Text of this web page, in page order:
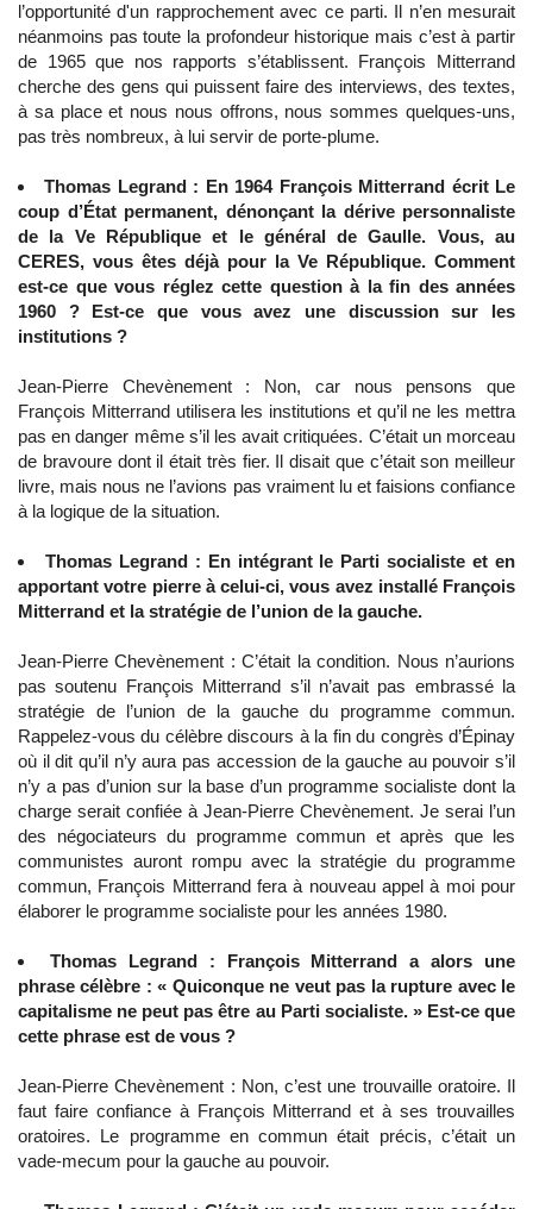
l’opportunité d'un rapprochement avec ce parti. Il n’en mesurait
néanmoins pas toute la profondeur historique mais c’est à partir
de 1965 que nos rapports s’établissent. François Mitterrand
cherche des gens qui puissent faire des interviews, des textes,
à sa place et nous nous offrons, nous sommes quelques-uns,
pas très nombreux, à lui servir de porte-plume.
Thomas Legrand : En 1964 François Mitterrand écrit Le
coup d’État permanent, dénonçant la dérive personnaliste
de la Ve République et le général de Gaulle. Vous, au
CERES, vous êtes déjà pour la Ve République. Comment
est-ce que vous réglez cette question à la fin des années
1960 ? Est-ce que vous avez une discussion sur les
institutions ?
Jean-Pierre Chevènement : Non, car nous pensons que
François Mitterrand utilisera les institutions et qu’il ne les mettra
pas en danger même s’il les avait critiquées. C’était un morceau
de bravoure dont il était très fier. Il disait que c’était son meilleur
livre, mais nous ne l’avions pas vraiment lu et faisions confiance
à la logique de la situation.
Thomas Legrand : En intégrant le Parti socialiste et en
apportant votre pierre à celui-ci, vous avez installé François
Mitterrand et la stratégie de l’union de la gauche.
Jean-Pierre Chevènement : C’était la condition. Nous n’aurions
pas soutenu François Mitterrand s’il n’avait pas embrassé la
stratégie de l’union de la gauche du programme commun.
Rappelez-vous du célèbre discours à la fin du congrès d’Épinay
où il dit qu’il n’y aura pas accession de la gauche au pouvoir s’il
n’y a pas d’union sur la base d’un programme socialiste dont la
charge serait confiée à Jean-Pierre Chevènement. Je serai l’un
des négociateurs du programme commun et après que les
communistes auront rompu avec la stratégie du programme
commun, François Mitterrand fera à nouveau appel à moi pour
élaborer le programme socialiste pour les années 1980.
Thomas Legrand : François Mitterrand a alors une
phrase célèbre : « Quiconque ne veut pas la rupture avec le
capitalisme ne peut pas être au Parti socialiste. » Est-ce que
cette phrase est de vous ?
Jean-Pierre Chevènement : Non, c’est une trouvaille oratoire. Il
faut faire confiance à François Mitterrand et à ses trouvailles
oratoires. Le programme en commun était précis, c’était un
vade-mecum pour la gauche au pouvoir.